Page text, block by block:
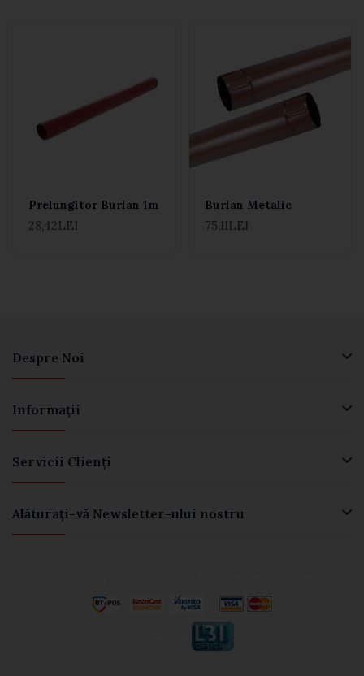
Prelungitor Burlan 1m
28,42LEI
Burlan Metalic
75,11LEI
Despre Noi
Informaţii
Servicii Clienţi
Alăturați-vă Newsletter-ului nostru